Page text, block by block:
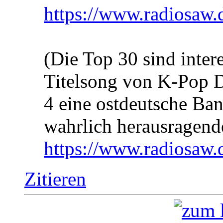
https://
(Die Top 30 sind
Titelsong von K-Pop
4 eine ostdeutsche
wahrlich
https://
Zitieren